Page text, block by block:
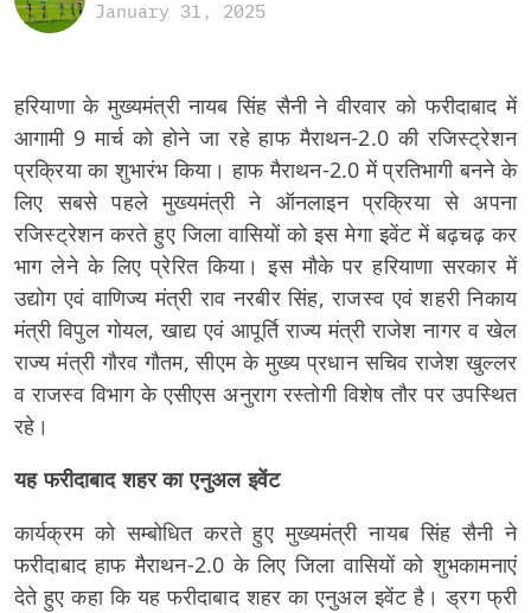
January 31, 2025
हरियाणा के मुख्यमंत्री नायब सिंह सैनी ने वीरवार को फरीदाबाद में
आगामी 9 मार्च को होने जा रहे हाफ मैराथन-2.0 की रजिस्ट्रेशन
प्रक्रिया का शुभारंभ किया। हाफ मैराथन-2.0 में प्रतिभागी बनने के
लिए सबसे पहले मुख्यमंत्री ने ऑनलाइन प्रक्रिया से अपना
रजिस्ट्रेशन करते हुए जिला वासियों को इस मेगा इवेंट में बढ़चढ़ कर
भाग लेने के लिए प्रेरित किया। इस मौके पर हरियाणा सरकार में
उद्योग एवं वाणिज्य मंत्री राव नरबीर सिंह, राजस्व एवं शहरी निकाय
मंत्री विपुल गोयल, खाद्य एवं आपूर्ति राज्य मंत्री राजेश नागर व खेल
राज्य मंत्री गौरव गौतम, सीएम के मुख्य प्रधान सचिव राजेश खुल्लर
व राजस्व विभाग के एसीएस अनुराग रस्तोगी विशेष तौर पर उपस्थित
रहे।
यह फरीदाबाद शहर का एनुअल इवेंट
कार्यक्रम को सम्बोधित करते हुए मुख्यमंत्री नायब सिंह सैनी ने
फरीदाबाद हाफ मैराथन-2.0 के लिए जिला वासियों को शुभकामनाएं
देते हुए कहा कि यह फरीदाबाद शहर का एनुअल इवेंट है। ड्रग फ्री